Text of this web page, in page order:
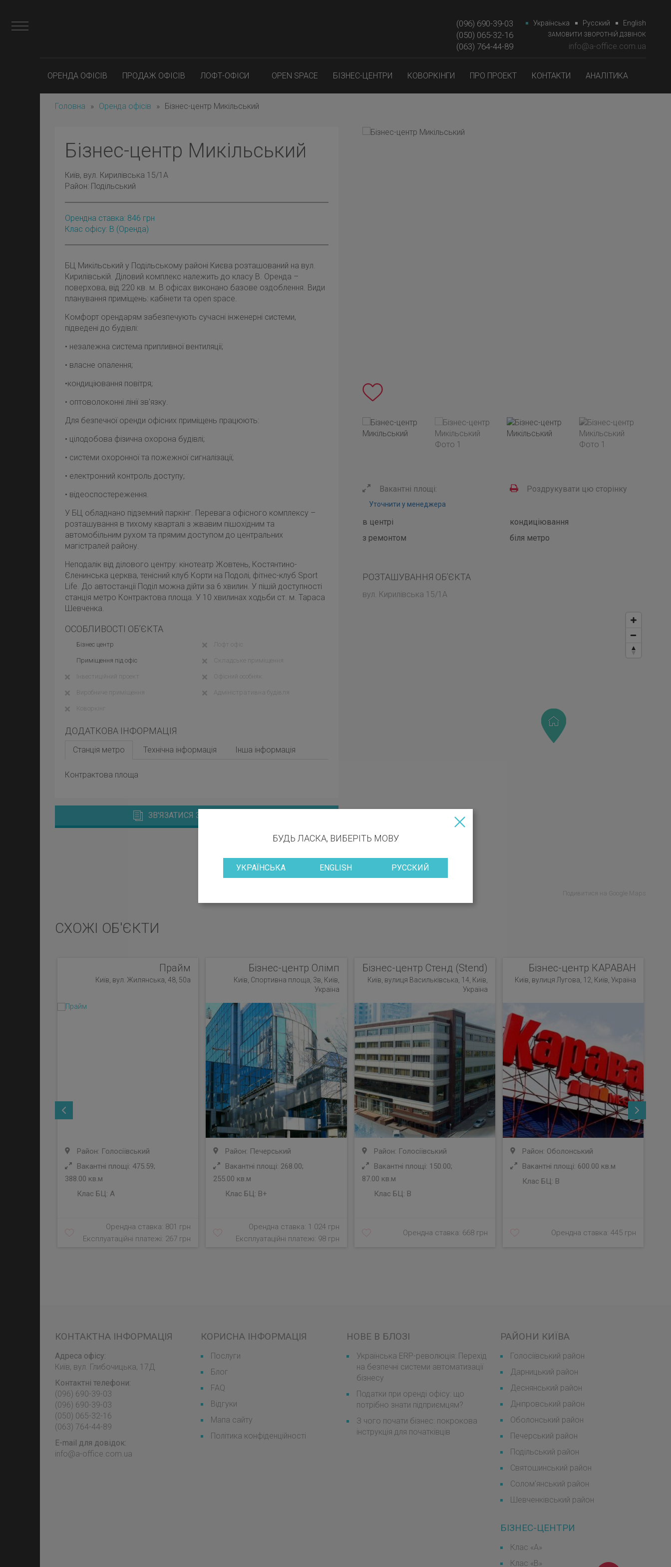
(096) 690-39-03
(050) 065-32-16
(063) 764-44-89‎‎
Українська Русский English
ЗАМОВИТИ ЗВОРОТНІЙ ДЗВІНОК
info@a-office.com.ua
ОРЕНДА ОФІСІВ ПРОДАЖ ОФІСІВ ЛОФТ-ОФІСИ OPEN SPACE БІЗНЕС-ЦЕНТРИ КОВОРКІНГИ ПРО ПРОЕКТ КОНТАКТИ АНАЛІТИКА
Головна » Оренда офісів » Бізнес-центр Микільський
Бізнес-центр Микільський
Київ, вул. Кирилівська 15/1А
Район: Подільський
Орендна ставка: 846 грн
Клас офісу: B (оренда)
БЦ Микільський у Подільському районі Києва розташований на вул.
Кирилівській. Діловий комплекс належить до класу B. Оренда –
поверхова, від 220 кв. м. В офісах виконано базове оздоблення. Види
планування приміщень: кабінети та open space.
Комфорт орендарям забезпечують сучасні інженерні системи,
підведені до будівлі:
• незалежна система припливної вентиляції;
• власне опалення;
•кондиціювання повітря;
• оптоволоконні лінії зв'язку.
Для безпечної оренди офісних приміщень працюють:
• цілодобова фізична охорона будівлі;
• системи охоронної та пожежної сигналізації;
• електронний контроль доступу;
• відеоспостереження.
У БЦ обладнано підземний паркінг. Перевага офісного комплексу –
розташування в тихому кварталі з жвавим пішохідним та
автомобільним рухом та прямим доступом до центральних
магістралей району.
Неподалік від ділового центру: кінотеатр Жовтень, Костянтино-
Єленинська церква, тенісний клуб Корти на Подолі, фітнес-клуб Sport
Life. До автостанції Поділ можна дійти за 6 хвилин. У пішій доступності
станція метро Контрактова площа. У 10 хвилинах ходьби ст. м. Тараса
Шевченка.
ОСОБЛИВОСТІ ОБ’ЄКТА
Бізнес центр Лофт офіс
Приміщення під офіс Складське приміщення
Інвестиційний проект Офісний особняк
Виробниче приміщення Адміністративна будівля
Коворкінг
ДОДАТКОВА ІНФОРМАЦІЯ
Станція метро Технічна інформація Інша інформація
Контрактова площа
ЗВ'ЯЗАТИСЯ З МЕНЕДЖЕРОМ
Вакантні площі:
Уточнити у менеджера
Роздрукувати цю сторінку
в центрі
кондиціювання
з ремонтом
біля метро
РОЗТАШУВАННЯ ОБ’ЄКТА
вул. Кирилівська 15/1А
Подивитися на Google Maps
СХОЖІ ОБ'ЄКТИ
Прайм
Київ, вул. Жилянська, 48, 50а
Район: Голосіївський
Вакантні площі: 475.59;
388.00 кв.м
Клас БЦ: A
Орендна ставка: 801 грн
Експлуатаційні платежі: 267 грн
Бізнес-центр Олімп
Київ, Спортивна площа, 3в, Київ,
Україна
Район: Печерський
Вакантні площі: 268.00;
255.00 кв.м
Клас БЦ: B+
Орендна ставка: 1 024 грн
Експлуатаційні платежі: 98 грн
Бізнес-центр Стенд (Stend)
Київ, вулиця Васильківська, 14, Київ,
Україна
Район: Голосіївський
Вакантні площі: 150.00;
87.00 кв.м
Клас БЦ: B
Орендна ставка: 668 грн
Бізнес-центр КАРАВАН
Київ, вулиця Лугова, 12, Київ, Україна
Район: Оболонський
Вакантні площі: 600.00 кв.м
Клас БЦ: B
Орендна ставка: 445 грн
КОНТАКТНА ІНФОРМАЦІЯ
Адреса офісу:
Київ, вул. Глибочицька, 17Д
Контактні телефони:
(096) 690-39-03
‎(096) 690-39-03
‎(050) 065-32-16
‎(063) 764-44-89
E-mail для довідок:
info@a-office.com.ua
КОРИСНА ІНФОРМАЦІЯ
Послуги
Блог
FAQ
Відгуки
Мапа сайту
Політика конфіденційності
НОВЕ В БЛОЗІ
Українська ERP-революція: Перехід
на безпечні системи автоматизації
бізнесу
Податки при оренді офісу: що
потрібно знати підприємцям?
З чого почати бізнес: покрокова
інструкція для початківців
РАЙОНИ КИЇВА
Голосіївський район
Дарницький район
Деснянський район
Дніпровський район
Оболонський район
Печерський район
Подільський район
Святошинський район
Солом'янський район
Шевченківський район
БІЗНЕС-ЦЕНТРИ
Клас «А»
Клас «B»
БУДЬ ЛАСКА, ВИБЕРІТЬ МОВУ
УКРАЇНСЬКА ENGLISH РУССКИЙ